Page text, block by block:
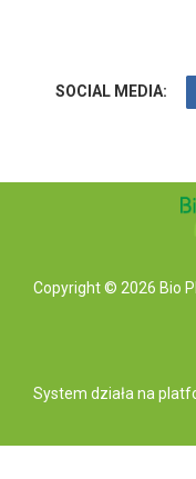
SOCIAL MEDIA:
Copyright © 2026 Bio
System działa na